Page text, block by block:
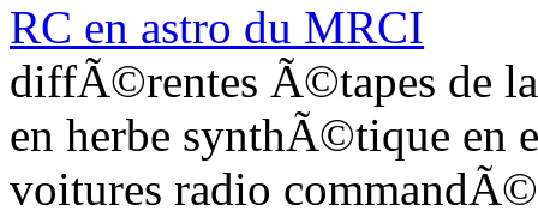
diffÃ©rentes Ã©tapes de
en herbe synthÃ©tique
voitures radio